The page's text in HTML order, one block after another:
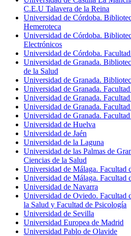
C.E.U Talavera de la Reina
Universidad de Córdoba.
Hemeroteca
Universidad de Córdoba.
Electrónicos
Universidad de Córdoba.
Universidad de Granada.
de la Salud
Universidad de Granada.
Universidad de Granada.
Universidad de Granada.
Universidad de Granada.
Universidad de Granada.
Universidad de Huelva
Universidad de Jaén
Universidad de la Laguna
Universidad de las Palmas de
Ciencias de la Salud
Universidad de Málaga. Facultad
Universidad de Málaga. Facultad
Universidad de Navarra
Universidad de Oviedo. Facultad
la Salud y Facultad de Psicología
Universidad de Sevilla
Universidad Europea de Madrid
Universidad Pablo de Olavide